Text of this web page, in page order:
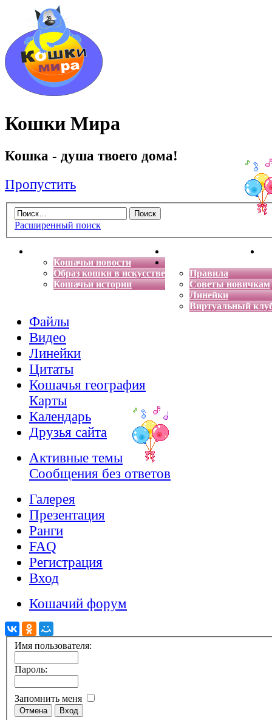
Кошки Мира
Кошка - душа твоего дома!
Пропустить
Расширенный поиск
Кошачьи новости
Образ кошки в искусстве
Кошачьи истории
Энциклопедия кошек
Правила
Советы новичкам
Линейки
Виртуальный
Файлы
Видео
Линейки
Цитаты
Кошачья география
Карты
Календарь
Друзья сайта
Активные темы
Сообщения без ответов
Галерея
Презентация
Ранги
FAQ
Регистрация
Вход
Кошачий форум
Имя пользователя:
Пароль:
Запомнить меня